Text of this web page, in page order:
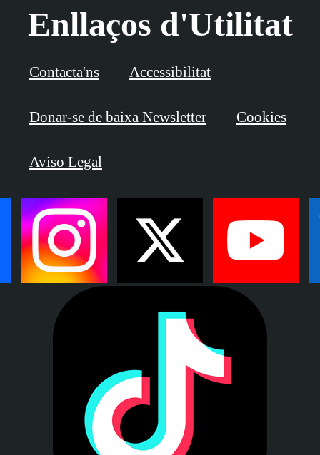
Enllaços d'Utilitat
Contacta'ns Accessibilitat
Donar-se de baixa Newsletter Cookies
Aviso Legal